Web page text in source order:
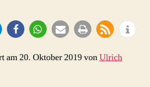
am 20. Oktober 2019 vonUlrich